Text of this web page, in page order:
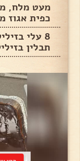
מעט מלח,
כפית אגוז
8 עלי
תבלין